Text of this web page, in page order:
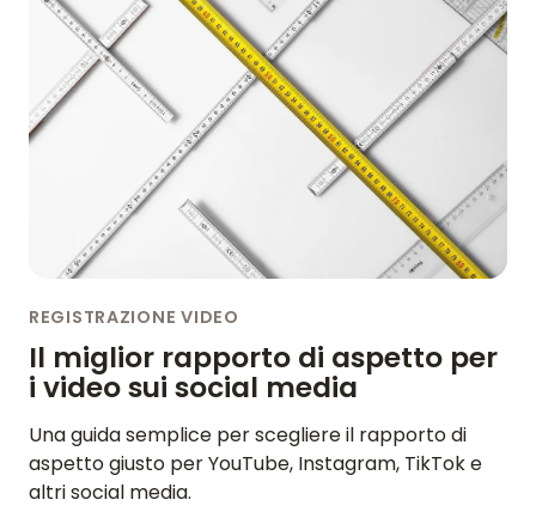
HOME
RECENSIONI
REGISTRAZIONE VIDEO
Il miglior rapporto di aspetto per
i video sui social media
Una guida semplice per scegliere il rapporto di
aspetto giusto per YouTube, Instagram, TikTok e
altri social media.